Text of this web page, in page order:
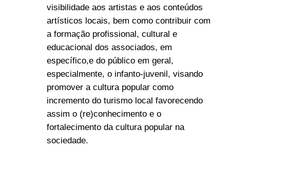
visibilidade aos artistas e aos conteúdos
artísticos locais, bem como contribuir com
a formação profissional, cultural e
educacional dos associados, em
específico,e do público em geral,
especialmente, o infanto-juvenil, visando
promover a cultura popular como
incremento do turismo local favorecendo
assim o (re)conhecimento e o
fortalecimento da cultura popular na
sociedade.